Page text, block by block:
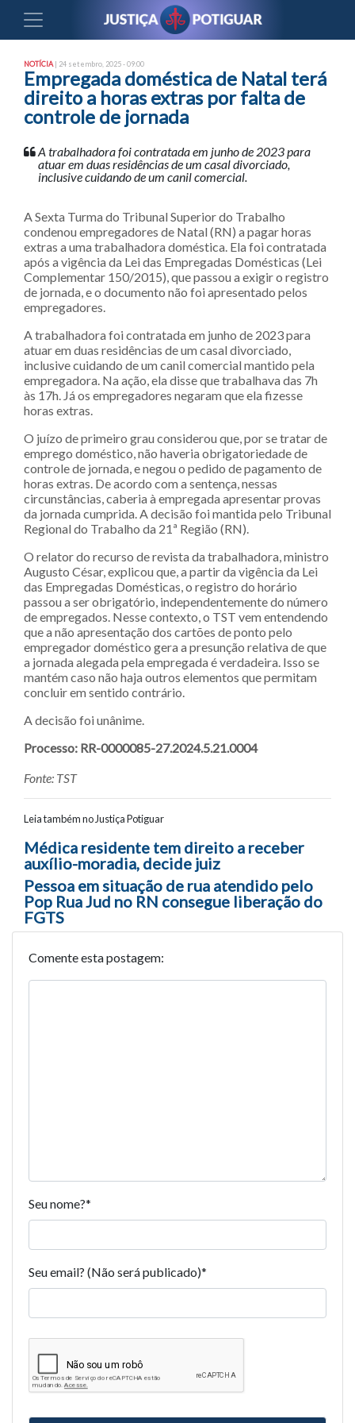
NOTÍCIA | 24 setembro, 2025 - 09:00
Empregada doméstica de Natal terá
direito a horas extras por falta de
controle de jornada
A trabalhadora foi contratada em junho de 2023 para
atuar em duas residências de um casal divorciado,
inclusive cuidando de um canil comercial.
A Sexta Turma do Tribunal Superior do Trabalho
condenou empregadores de Natal (RN) a pagar horas
extras a uma trabalhadora doméstica. Ela foi contratada
após a vigência da Lei das Empregadas Domésticas (Lei
Complementar 150/2015), que passou a exigir o registro
de jornada, e o documento não foi apresentado pelos
empregadores.
A trabalhadora foi contratada em junho de 2023 para
atuar em duas residências de um casal divorciado,
inclusive cuidando de um canil comercial mantido pela
empregadora. Na ação, ela disse que trabalhava das 7h
às 17h. Já os empregadores negaram que ela fizesse
horas extras.
O juízo de primeiro grau considerou que, por se tratar de
emprego doméstico, não haveria obrigatoriedade de
controle de jornada, e negou o pedido de pagamento de
horas extras. De acordo com a sentença, nessas
circunstâncias, caberia à empregada apresentar provas
da jornada cumprida. A decisão foi mantida pelo Tribunal
Regional do Trabalho da 21ª Região (RN).
O relator do recurso de revista da trabalhadora, ministro
Augusto César, explicou que, a partir da vigência da Lei
das Empregadas Domésticas, o registro do horário
passou a ser obrigatório, independentemente do número
de empregados. Nesse contexto, o TST vem entendendo
que a não apresentação dos cartões de ponto pelo
empregador doméstico gera a presunção relativa de que
a jornada alegada pela empregada é verdadeira. Isso se
mantém caso não haja outros elementos que permitam
concluir em sentido contrário.
A decisão foi unânime.
Processo: RR-0000085-27.2024.5.21.0004
Fonte: TST
Leia também no Justiça Potiguar
Navegação entre posts
Médica residente tem direito a receber
auxílio-moradia, decide juiz
Pessoa em situação de rua atendido pelo
Pop Rua Jud no RN consegue liberação do
FGTS
Comente esta postagem:
Seu nome?*
Seu email? (Não será publicado)*